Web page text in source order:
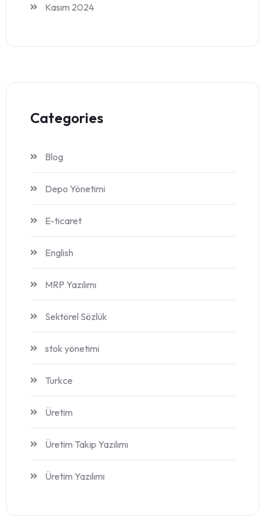
Kasım 2024
Categories
Blog
Depo Yönetimi
E-ticaret
English
MRP Yazılımı
Sektörel Sözlük
stok yönetimi
Turkce
Üretim
Üretim Takip Yazılımı
Üretim Yazılımı